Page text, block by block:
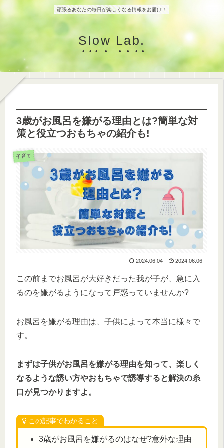
頑張るあなたの毎日が楽しくなる情報をお届け！
Slow Lab.
3歳がお風呂を嫌がる理由とは?簡単な対
策と役立つおもちゃの紹介も!
子育て
2024.06.04 2024.06.06
この前までお風呂が大好きだった我が子が、急に入
るのを嫌がるようになって戸惑っていませんか?
お風呂を嫌がる理由は、子供によって本当に様々で
す。
まずは子供がお風呂を嫌がる理由を知って、 楽しく
なるような誘い方やおもちゃで誘導すると解決の糸
口が見つかりますよ。
この記事でわかること
3歳がお風呂を嫌がるのはなぜ?意外な理由